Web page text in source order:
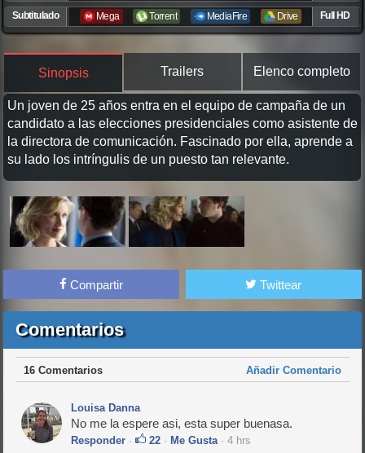
Subtitulado Mega Torrent MediaFire Drive Full HD
Sinopsis Trailers Elenco completo
Un joven de 25 años entra en el equipo de campaña de un
candidato a las elecciones presidenciales como asistente de
la directora de comunicación. Fascinado por ella, aprende a
su lado los intríngulis de un puesto tan relevante.
Compartir Twittear
Comentarios
16 Comentarios Añadir Comentario
Louisa Danna
No me la espere asi, esta super buenasa.
Responder · 22 · Me Gusta· 4 hrs